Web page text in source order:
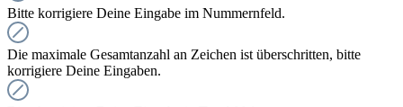
Bitte korrigiere Deine Eingabe im Nummernfeld.
Die maximale Gesamtanzahl an Zeichen ist überschritten, bitte
korrigiere Deine Eingaben.